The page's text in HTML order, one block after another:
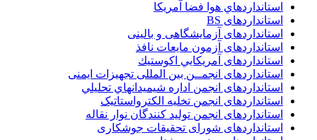
استانداردهاي هوا فضا آمريکا
استانداردهای BS
استانداردهای آزمایشگاهی و بالینی
استانداردهای آزمون مایعات نافذ
استانداردهای آمريكايي اكوستيك
استانداردهای انجمــن بين المللى تجهيزات ايمنى
استانداردهای انجمن اداره شيميدانهاي تحليلي
استانداردهای انجمن تخليه الکترواستاتيک
استانداردهای انجمن توليد کنندگان نوار نقاله
استانداردهای شورای تحقیقات جوشکاری